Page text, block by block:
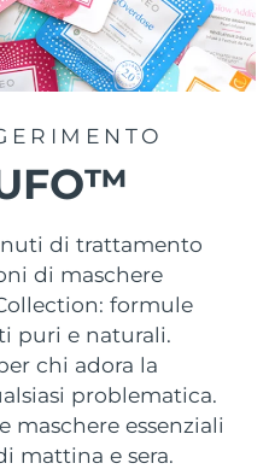
di trattamento
di maschere
formule
puri e naturali.
chi adora la
problematica.
maschere essenziali
mattina e sera.